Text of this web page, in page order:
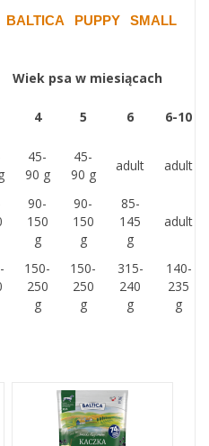
BALTICA PUPPY SMALL
Wiek psa w miesiącach
4 5 6 6-10
45-
90 g
45-
90 g
adult adult
90-
150
g
90-
150
g
85-
145
g
adult
150-
250
g
150-
250
g
315-
240
g
140-
235
g